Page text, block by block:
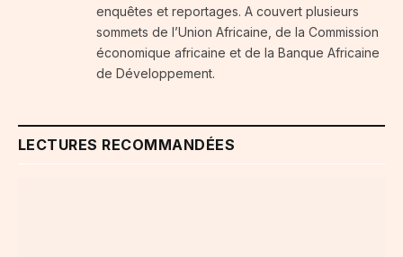
enquêtes et reportages. A couvert plusieurs
sommets de l’Union Africaine, de la Commission
économique africaine et de la Banque Africaine
de Développement.
LECTURES RECOMMANDÉES